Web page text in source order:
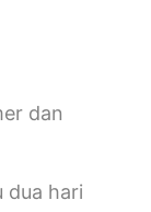
dan
dua hari